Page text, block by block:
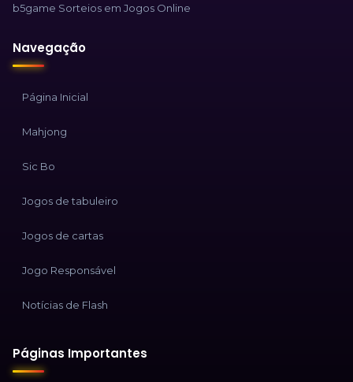
b5game Sorteios em Jogos Online
Navegação
Página Inicial
Mahjong
Sic Bo
Jogos de tabuleiro
Jogos de cartas
Jogo Responsável
Notícias de Flash
Páginas Importantes